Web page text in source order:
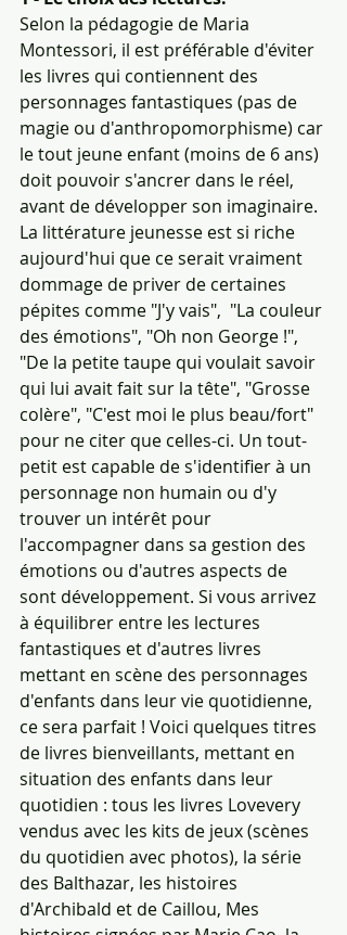
Selon la pédagogie de Maria
Montessori, il est préférable d'éviter
les livres qui contiennent des
personnages fantastiques (pas de
magie ou d'anthropomorphisme) car
le tout jeune enfant (moins de 6 ans)
doit pouvoir s'ancrer dans le réel,
avant de développer son imaginaire.
La littérature jeunesse est si riche
aujourd'hui que ce serait vraiment
dommage de priver de certaines
pépites comme "J'y vais",  "La couleur
des émotions", "Oh non George !",
"De la petite taupe qui voulait savoir
qui lui avait fait sur la tête", "Grosse
colère", "C'est moi le plus beau/fort"
pour ne citer que celles-ci. Un tout-
petit est capable de s'identifier à un
personnage non humain ou d'y
trouver un intérêt pour
l'accompagner dans sa gestion des
émotions ou d'autres aspects de
sont développement. Si vous arrivez
à équilibrer entre les lectures
fantastiques et d'autres livres
mettant en scène des personnages
d'enfants dans leur vie quotidienne,
ce sera parfait ! Voici quelques titres
de livres bienveillants, mettant en
situation des enfants dans leur
quotidien : tous les livres Lovevery
vendus avec les kits de jeux (scènes
du quotidien avec photos), la série
des Balthazar, les histoires
d'Archibald et de Caillou, Mes